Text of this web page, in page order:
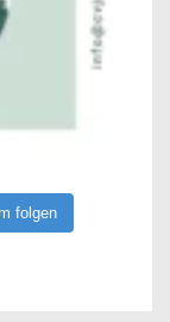
folgen